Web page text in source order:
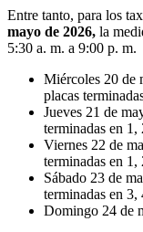
Entre tanto, para los
mayo de 2026, la
5:30 a. m. a 9:00 p. m.
Miércoles 20 de
placas
Jueves 21 de
terminadas en
Viernes 22 de
terminadas en
Sábado 23 de
terminadas en
Domingo 24 de